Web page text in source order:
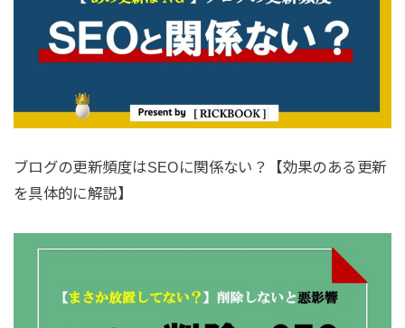
ブログの更新頻度はSEOに関係ない？【効果のある更新
を具体的に解説】